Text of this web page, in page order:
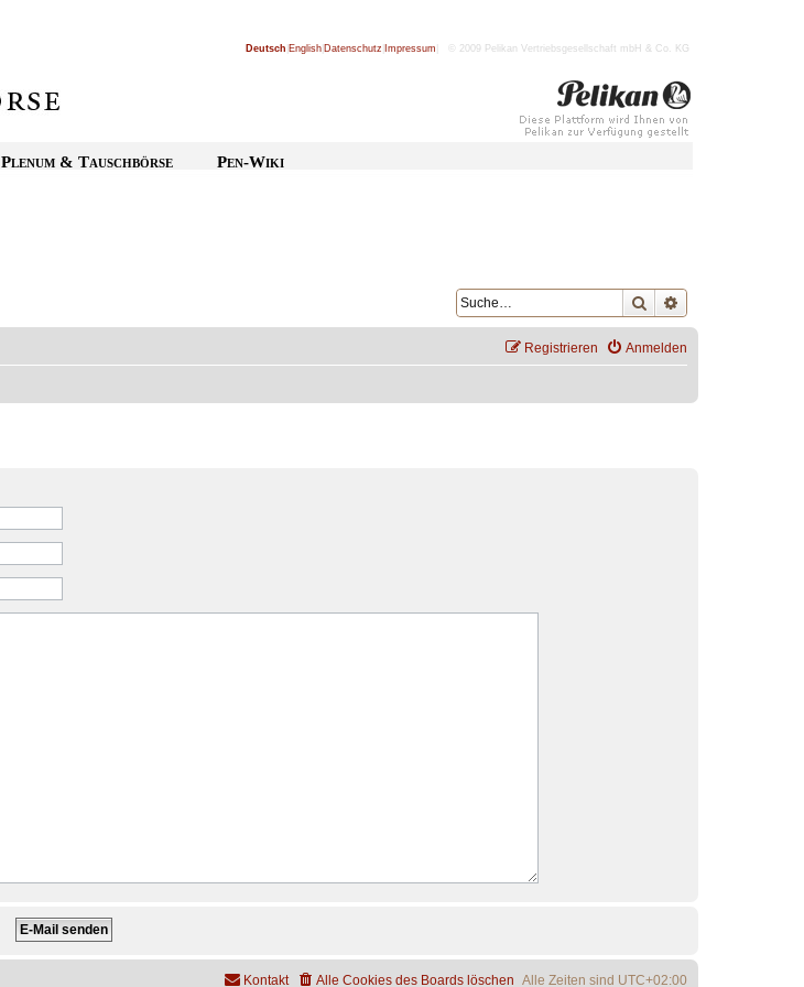
Deutsch English Datenschutz Impressum | © 2009 Pelikan Vertriebsgesellschaft mbH & Co. KG
Plenum & Tauschbörse Pen-Wiki
Suche
Anmelden
Registrieren
Alle Zeiten sind UTC+02:00
Alle Cookies des Boards löschen
Kontakt